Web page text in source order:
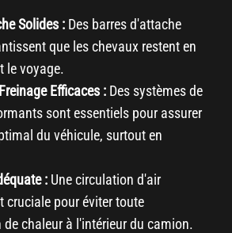
Solides : Des barres d'attache
que les chevaux restent en
le voyage.
Efficaces : Des systèmes de
sont essentiels pour assurer
du véhicule, surtout en
: Une circulation d'air
cruciale pour éviter toute
chaleur à l'intérieur du camion.